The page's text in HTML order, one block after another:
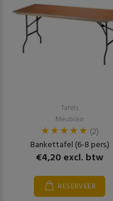
Tafels
Meubilair
(2)
Bankettafel (6-8 pers.)
€4,20 excl. btw
RESERVEER